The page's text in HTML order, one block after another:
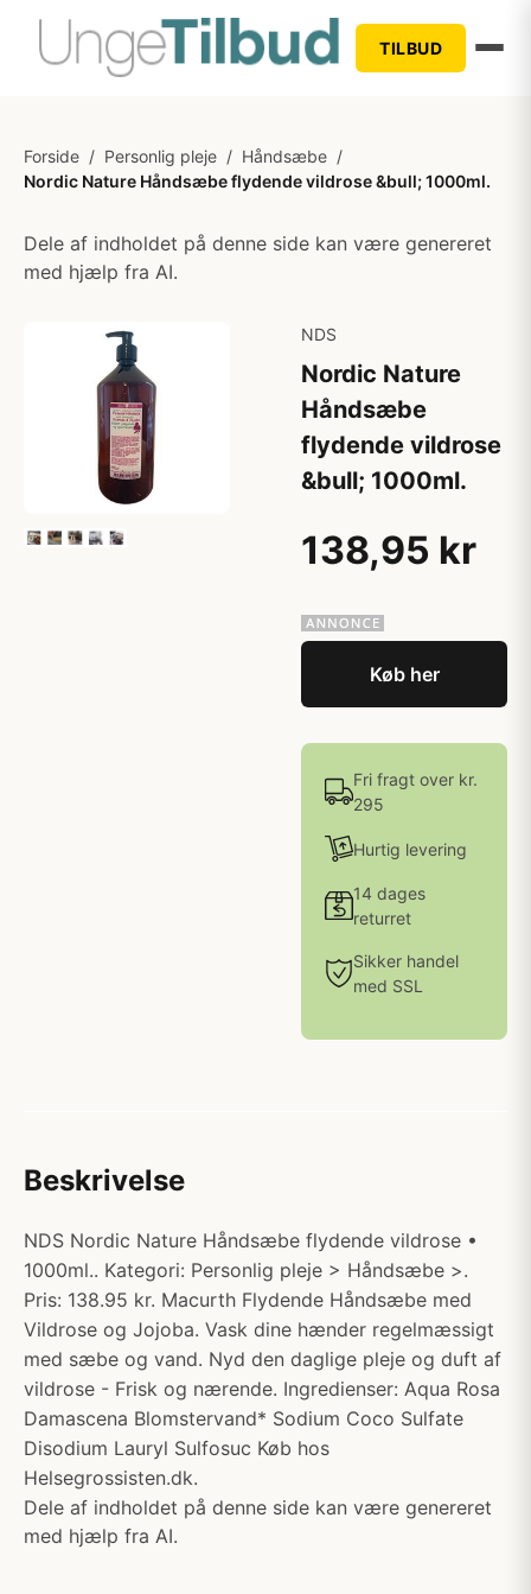
TILBUD
Forside / Personlig pleje / Håndsæbe /
Nordic Nature Håndsæbe flydende vildrose &bull; 1000ml.
Dele af indholdet på denne side kan være genereret
med hjælp fra AI.
NDS
Nordic Nature
Håndsæbe
flydende vildrose
&bull; 1000ml.
138,95 kr
Køb her
Fri fragt over kr.
295
Hurtig levering
14 dages
returret
Sikker handel
med SSL
Beskrivelse
NDS Nordic Nature Håndsæbe flydende vildrose •
1000ml.. Kategori: Personlig pleje > Håndsæbe >.
Pris: 138.95 kr. Macurth Flydende Håndsæbe med
Vildrose og Jojoba. Vask dine hænder regelmæssigt
med sæbe og vand. Nyd den daglige pleje og duft af
vildrose - Frisk og nærende. Ingredienser: Aqua Rosa
Damascena Blomstervand* Sodium Coco Sulfate
Disodium Lauryl Sulfosuc Køb hos
Helsegrossisten.dk.
Dele af indholdet på denne side kan være genereret
med hjælp fra AI.